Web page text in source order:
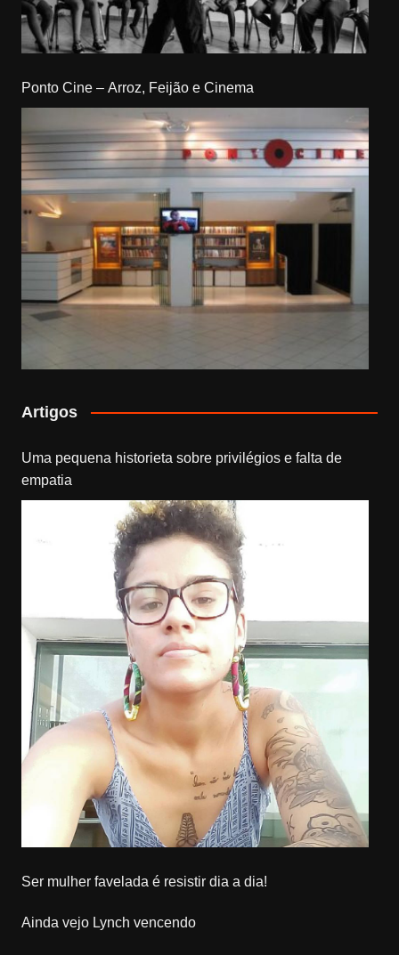
Ponto Cine – Arroz, Feijão e Cinema
Artigos
Uma pequena historieta sobre privilégios e falta de
empatia
Ser mulher favelada é resistir dia a dia!
Ainda vejo Lynch vencendo